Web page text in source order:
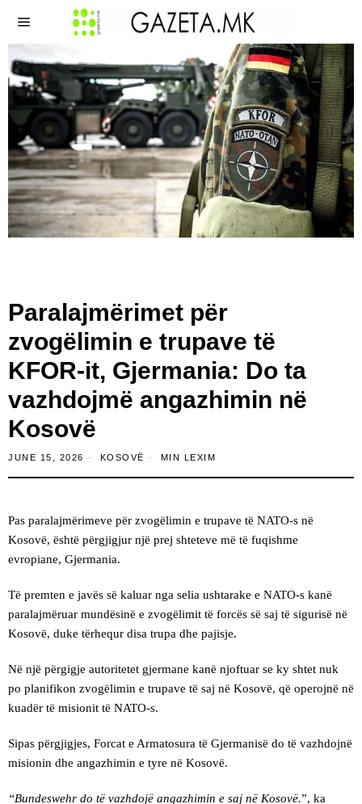
Paralajmërimet për
zvogëlimin e trupave të
KFOR-it, Gjermania: Do ta
vazhdojmë angazhimin në
Kosovë
JUNE 15, 2026 KOSOVË MIN LEXIM
Pas paralajmërimeve për zvogëlimin e trupave të NATO-s në
Kosovë, është përgjigjur një prej shteteve më të fuqishme
evropiane, Gjermania.
Të premten e javës së kaluar nga selia ushtarake e NATO-s kanë
paralajmëruar mundësinë e zvogëlimit të forcës së saj të sigurisë në
Kosovë, duke tërhequr disa trupa dhe pajisje.
Në një përgigje autoritetet gjermane kanë njoftuar se ky shtet nuk
po planifikon zvogëlimin e trupave të saj në Kosovë, që operojnë në
kuadër të misionit të NATO-s.
Sipas përgjigjes, Forcat e Armatosura të Gjermanisë do të vazhdojnë
misionin dhe angazhimin e tyre në Kosovë.
“Bundeswehr do të vazhdojë angazhimin e saj në Kosovë.”, ka